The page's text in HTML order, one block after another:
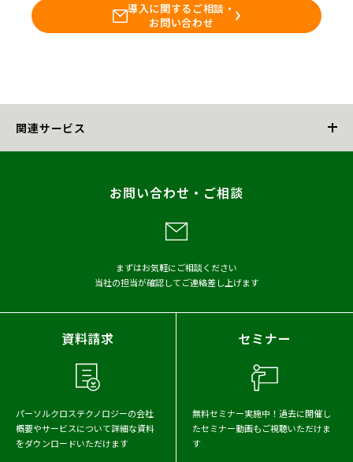
関連サービス
マネジメントコンサルティング
業務コンサルティング
DX戦略コンサルティング
AIコンサルティング
AIコンサルティング
導入に関するご相談・
お問い合わせ
お問い合わせ・ご相談
まずはお気軽にご相談ください
当社の担当が確認してご連絡差し上げます
資料請求
パーソルクロステクノロジーの会社
概要やサービスについて詳細な資料
をダウンロードいただけます
セミナー
無料セミナー実施中！ 過去に開催し
たセミナー動画もご視聴いただけま
す